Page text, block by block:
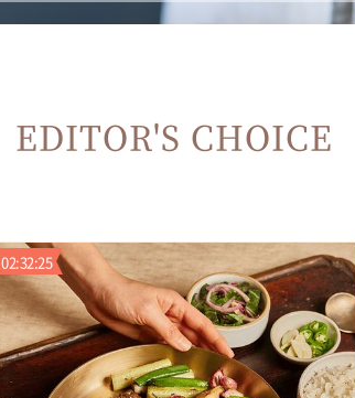
EDITOR'S CHOICE
02:32:24